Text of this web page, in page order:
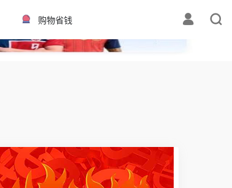
✕
购物省钱